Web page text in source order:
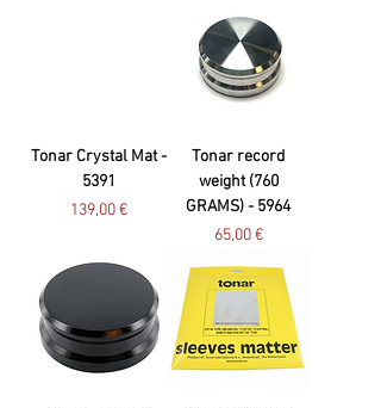
Tonar Crystal Mat -
5391
Preço
139,00 €
Tonar record
weight (760
GRAMS) - 5964
Preço
65,00 €